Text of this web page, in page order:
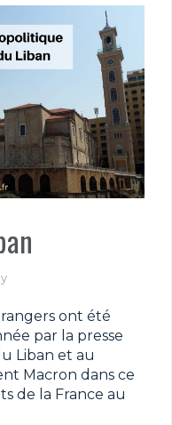
ont été
par la presse
Liban et au
Macron dans ce
de la France au